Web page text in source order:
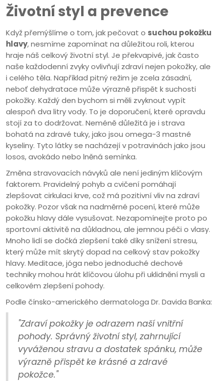
Životní styl a prevence
Když přemýšlíme o tom, jak pečovat o suchou pokožku
hlavy, nesmíme zapomínat na důležitou roli, kterou
hraje náš celkový životní styl. Je překvapivé, jak často
naše každodenní zvyky ovlivňují zdraví nejen pokožky, ale
i celého těla. Například pitný režim je zcela zásadní,
neboť dehydratace může výrazně přispět k suchosti
pokožky. Každý den bychom si měli zvyknout vypít
alespoň dva litry vody. To je doporučení, které opravdu
stojí za to dodržovat. Neméně důležitá je i strava
bohatá na zdravé tuky, jako jsou omega-3 mastné
kyseliny. Tyto látky se nacházejí v potravinách jako jsou
losos, avokádo nebo lněná semínka.
Změna stravovacích návyků ale není jediným klíčovým
faktorem. Pravidelný pohyb a cvičení pomáhají
zlepšovat cirkulaci krve, což má pozitivní vliv na zdraví
pokožky. Pozor však na nadměrné pocení, které může
pokožku hlavy dále vysušovat. Nezapomínejte proto po
sportovní aktivitě na důkladnou, ale jemnou péči o vlasy.
Mnoho lidí se dočká zlepšení také díky snížení stresu,
který může mít skrytý dopad na celkový stav pokožky
hlavy. Meditace, jóga nebo jednoduché dechové
techniky mohou hrát klíčovou úlohu při uklidnění mysli a
celkovém zlepšení pohody.
Podle čínsko-amerického dermatologa Dr. Davida Banka:
"Zdraví pokožky je odrazem naší vnitřní
pohody. Správný životní styl, zahrnující
vyváženou stravu a dostatek spánku, může
výrazně přispět ke krásné a zdravé
pokožce."